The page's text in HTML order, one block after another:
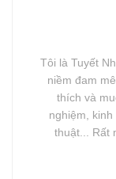
Tôi là Tuyết
niềm đam
thích và
nghiệm,
thuật... Rất